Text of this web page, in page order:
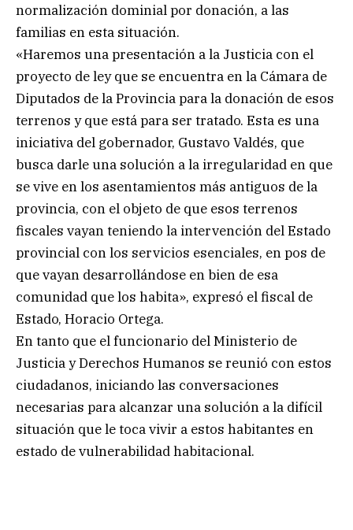
normalización dominial por donación, a las
familias en esta situación.
«Haremos una presentación a la Justicia con el
proyecto de ley que se encuentra en la Cámara de
Diputados de la Provincia para la donación de esos
terrenos y que está para ser tratado. Esta es una
iniciativa del gobernador, Gustavo Valdés, que
busca darle una solución a la irregularidad en que
se vive en los asentamientos más antiguos de la
provincia, con el objeto de que esos terrenos
fiscales vayan teniendo la intervención del Estado
provincial con los servicios esenciales, en pos de
que vayan desarrollándose en bien de esa
comunidad que los habita», expresó el fiscal de
Estado, Horacio Ortega.
En tanto que el funcionario del Ministerio de
Justicia y Derechos Humanos se reunió con estos
ciudadanos, iniciando las conversaciones
necesarias para alcanzar una solución a la difícil
situación que le toca vivir a estos habitantes en
estado de vulnerabilidad habitacional.